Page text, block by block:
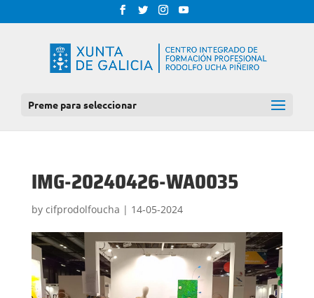
Preme para seleccionar
IMG-20240426-WA0035
by cifprodolfoucha | 14-05-2024